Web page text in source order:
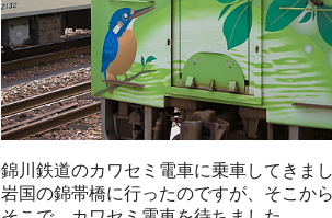
錦川鉄道のカワセミ電車に乗車してきま
岩国の錦帯橋に行ったのですが、そこか